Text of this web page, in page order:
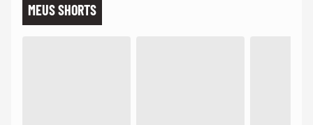
MEUS SHORTS